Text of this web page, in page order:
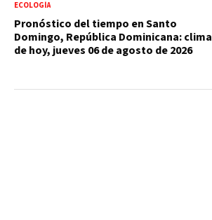
ECOLOGÍA
Pronóstico del tiempo en Santo
Domingo, República Dominicana: clima
de hoy, jueves 06 de agosto de 2026